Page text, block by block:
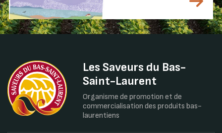
Les Saveurs du Bas-
Saint-Laurent
Organisme de promotion et de
commercialisation des produits bas-
laurentiens